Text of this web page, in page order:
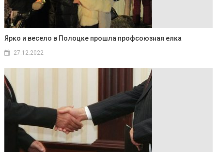
Ярко и весело в Полоцке прошла профсоюзная елка
27.12.2022